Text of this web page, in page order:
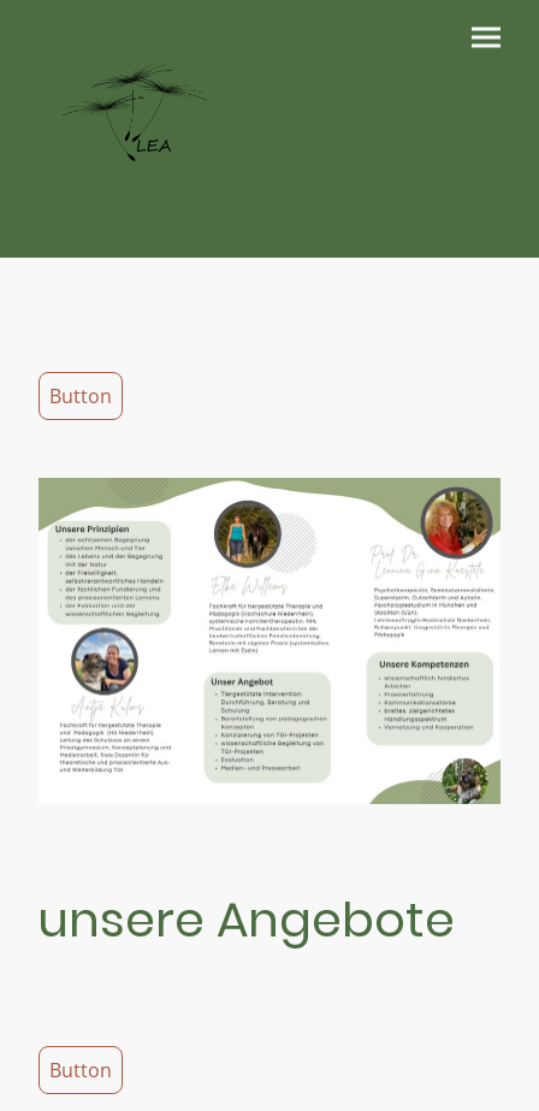
Button
unsere Angebote
Button